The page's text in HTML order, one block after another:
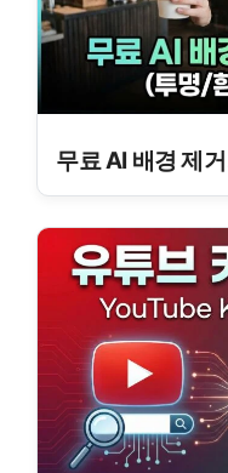
무료 AI 배경 제